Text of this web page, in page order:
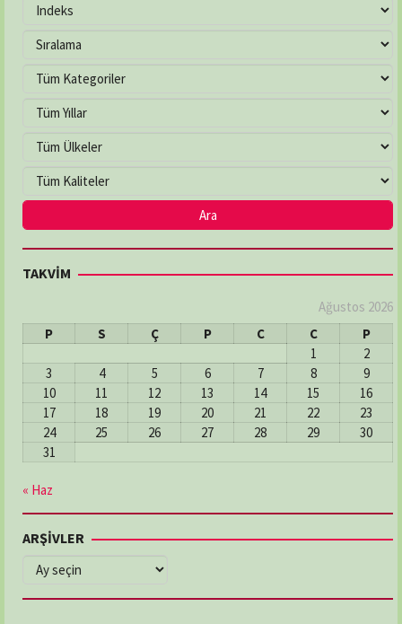
TAKVİM
Ağustos 2026
P
S Ç P C C
P
1
2
3
4 5 6 7 8
9
10
11 12 13 14 15
16
17
18 19 20 21 22
23
24
25 26 27 28 29
30
31
« Haz
ARŞİVLER
ARŞİVLER